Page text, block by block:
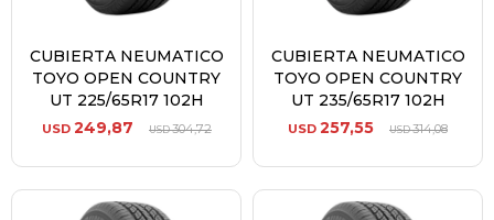
CUBIERTA NEUMATICO
TOYO OPEN COUNTRY
UT 225/65R17 102H
USD 249,87 USD304,72
CUBIERTA NEUMATICO
TOYO OPEN COUNTRY
UT 235/65R17 102H
USD 257,55 USD314,08